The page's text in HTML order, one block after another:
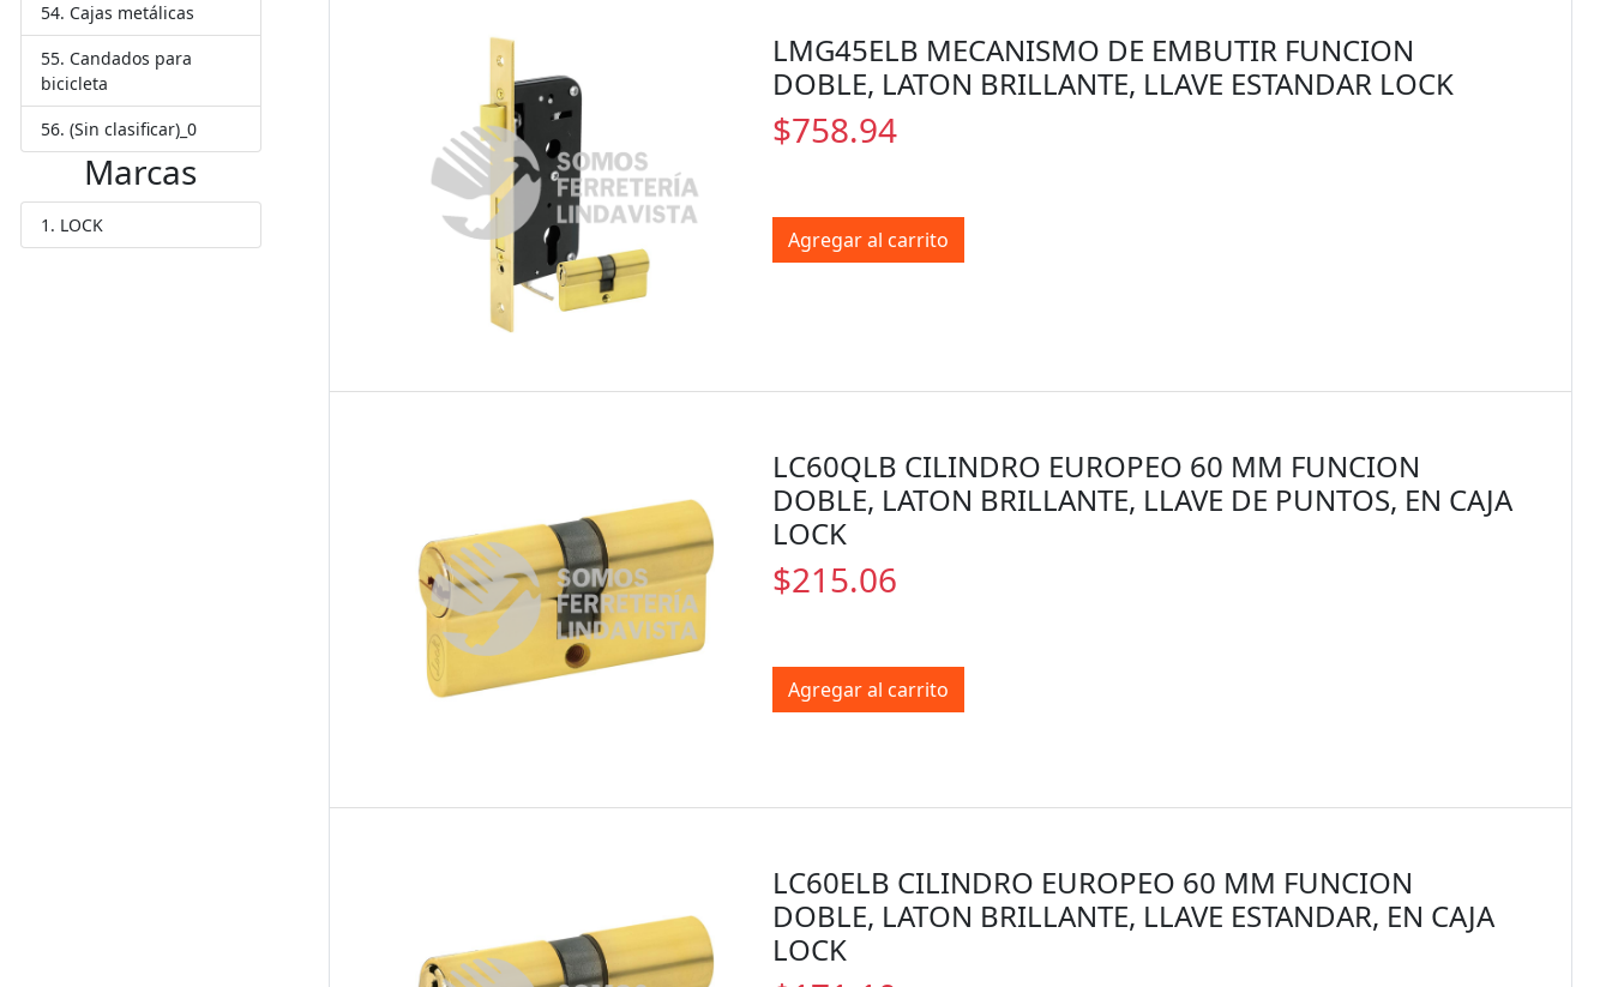
Cajas metálicas
Candados para
bicicleta
(Sin clasificar)_0
Marcas
LOCK
LMG45ELB MECANISMO DE EMBUTIR FUNCION
DOBLE, LATON BRILLANTE, LLAVE ESTANDAR LOCK
$758.94
Agregar al carrito
LC60QLB CILINDRO EUROPEO 60 MM FUNCION
DOBLE, LATON BRILLANTE, LLAVE DE PUNTOS, EN CAJA
LOCK
$215.06
Agregar al carrito
LC60ELB CILINDRO EUROPEO 60 MM FUNCION
DOBLE, LATON BRILLANTE, LLAVE ESTANDAR, EN CAJA
LOCK